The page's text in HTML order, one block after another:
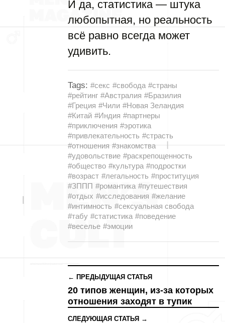
И да, статистика — штука
любопытная, но реальность
всё равно всегда может
удивить.
Tags: #секс #свобода #страны
#рейтинг #Австралия #Бразилия
#Греция #Чили #Новая Зеландия
#Китай #Индия #партнеры
#приключения #эротика
#привлекательность #страсть
#отношения #знакомства
#удовольствие #раскрепощенность
#общество #культура #подростки
#возраст #легальность #проституция
#ЗППП #романтика #путешествия
#отдых #исследования #желание
#интимность #сексуальная свобода
#табу #статистика #поведение
#веселье #эмоции
← ПРЕДЫДУЩАЯ СТАТЬЯ
20 типов женщин, из-за которых
отношения заходят в тупик
СЛЕДУЮЩАЯ СТАТЬЯ →